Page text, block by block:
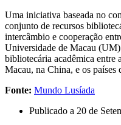
Uma iniciativa baseada no
conjunto de recursos
intercâmbio e cooperação
Universidade de Macau
bibliotecária acadêmica entre
Macau, na China, e os países
Fonte: Mundo Lusíada
Publicado a 20 de